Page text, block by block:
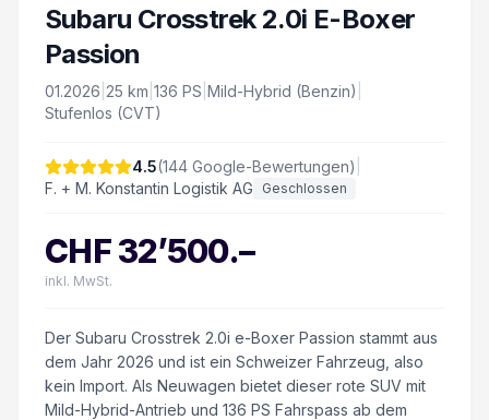
Subaru Crosstrek 2.0i E-Boxer
Passion
01.2026 25 km 136 PS Mild-Hybrid (Benzin)
Stufenlos (CVT)
4.5(144 Google-Bewertungen)
F. + M. Konstantin Logistik AG
Geschlossen
CHF32’500.–
inkl. MwSt.
Der Subaru Crosstrek 2.0i e-Boxer Passion stammt aus
dem Jahr 2026 und ist ein Schweizer Fahrzeug, also
kein Import. Als Neuwagen bietet dieser rote SUV mit
Mild-Hybrid-Antrieb und 136 PS Fahrspass ab dem